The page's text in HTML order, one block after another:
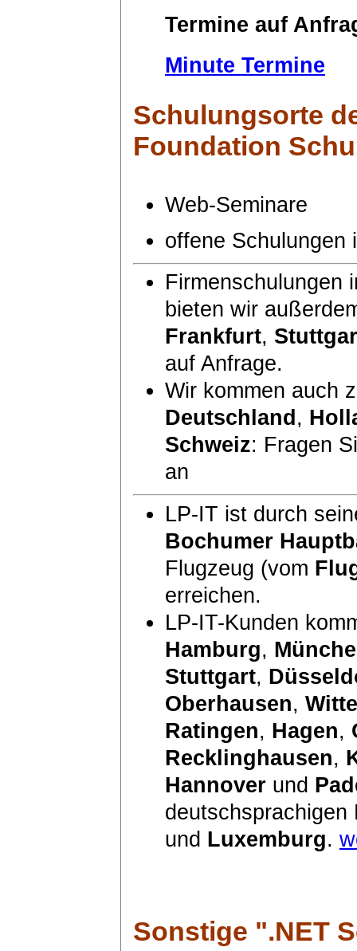
Termine auf
Minute Termine
Schulungsorte
Foundation
Web-Seminare
offene Schulungen
Firmenschulungen
bieten wir
Frankfurt,
auf Anfrage.
Wir kommen auch
Deutschland ,
Schweiz: Fragen
an
LP-IT ist durch
Bochumer
Flugzeug (vom
erreichen.
LP-IT-Kunden
Hamburg,
Stuttgart,
Oberhausen,
Ratingen, Hagen,
Recklinghausen,
Hannover und
und Luxemburg.
Sonstige ".NET